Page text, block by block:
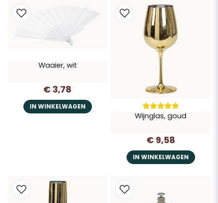
Waaier, wit
€ 3,78
IN WINKELWAGEN
Wijnglas, goud
€ 9,58
IN WINKELWAGEN